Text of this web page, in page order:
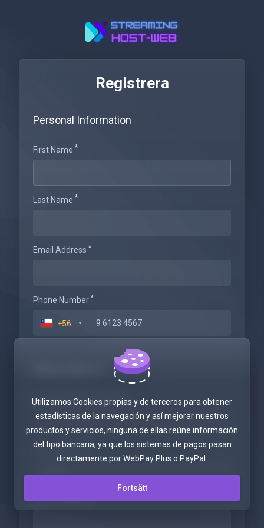
Registrera
Personal Information
First Name
Last Name
Email Address
Phone Number
+56
Company Name (Optional)
Tax ID (Optional)
Street Address
Utilizamos Cookies propias y de terceros para obtener
estadísticas de la navegación y así mejorar nuestros
productos y servicios, ninguna de ellas reúne información
del tipo bancaria, ya que los sistemas de pagos pasan
directamente por WebPay Plus o PayPal.
Fortsätt